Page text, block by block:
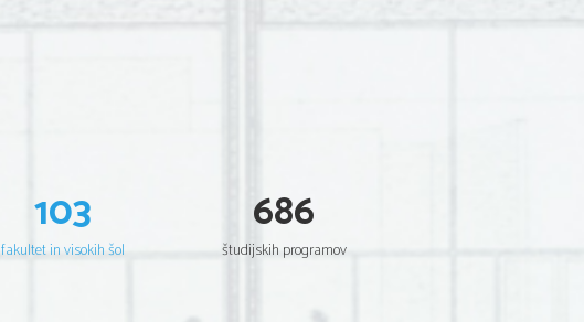
103
fakultet in visokih šol
686
študijskih programov